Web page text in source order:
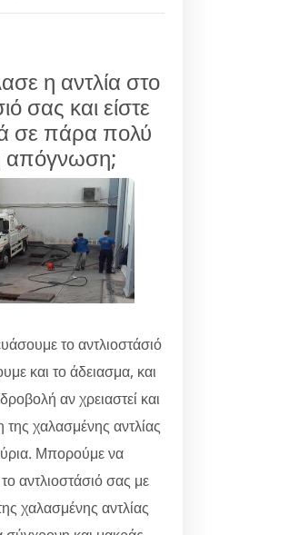
η αντλία στο
σας και είστε
σε πάρα πολύ
απόγνωση;
το αντλιοστάσιό
και το άδειασμα, και
αν χρειαστεί και
της χαλασμένης αντλίας
Μπορούμε να
αντλιοστάσιό σας με
χαλασμένης αντλίας